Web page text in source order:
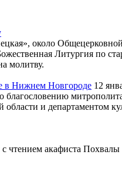
около
Литургия по
молитву.
в Нижнем Новгороде 12
благословению
области и департаментом
чтением акафиста